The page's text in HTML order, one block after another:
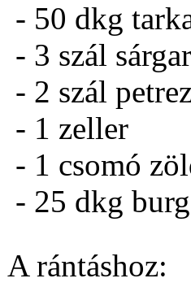
- 50 dkg
- 3 szál
- 2 szál
- 1 zeller
- 1 csomó
- 25 dkg
A rántáshoz: